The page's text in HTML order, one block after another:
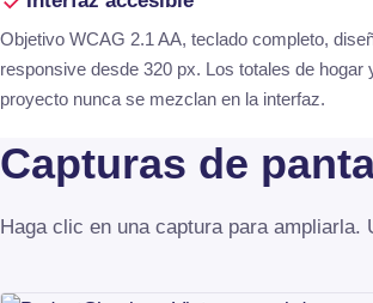
Objetivo WCAG 2.1 AA, teclado completo,
responsive desde 320 px. Los totales de hogar
proyecto nunca se mezclan en la interfaz.
Capturas de
Haga clic en una captura para ampliarla.